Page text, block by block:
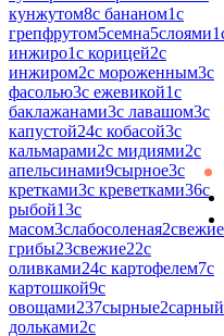
кунжутом8с бананом1с
грепфрутом5семна5слоями1
инжиро1с корицей2с
инжиром2с мороженным3с
фасолью3с ежевикой1с
баклажанами3с лавашом3с
капустой24с кобасой3с
кальмарами2с мидиями2с
апельсинами9сырное3с
кретками3с креветками36с
рыбой13с
масом3слабосоленая2свежие
грибы23свежие22с
оливками24с картофелем7с
картошкой9с
овощами237сырные2сарный
дольками2с